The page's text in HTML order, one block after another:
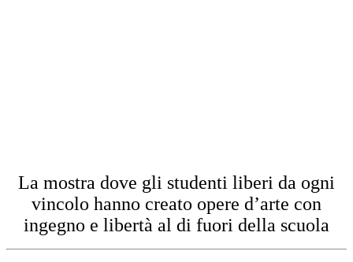
La mostra dove gli studenti liberi da ogni
vincolo hanno creato opere d’arte con
ingegno e libertà al di fuori della scuola